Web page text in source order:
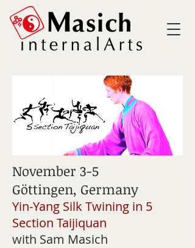
November 3-5
Göttingen, Germany
Yin-Yang Silk Twining in 5
Section Taijiquan
with Sam Masich